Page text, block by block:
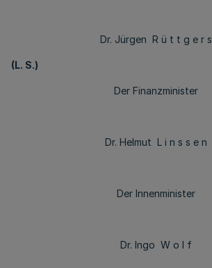
Dr. Jürgen R ü t t g e r s
(L. S.)
Der Finanzminister
Dr. Helmut L i n s s e n
Der Innenminister
Dr. Ingo W o l f